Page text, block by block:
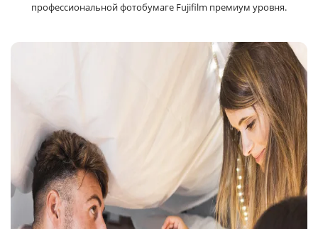
Календари
Багетная мастерская
Полиграфия
Услуги и сервис
профессиональной фотобумаге Fujifilm премиум уровня.